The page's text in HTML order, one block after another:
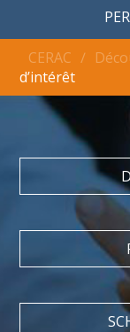
CERAC ∕
d’intérêt